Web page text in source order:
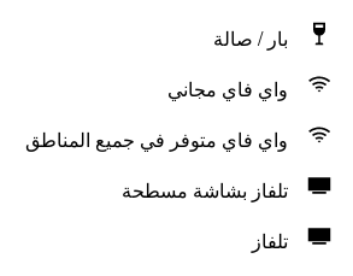
بار / صالة
واي فاي مجاني
واي فاي متوفر في جميع المناطق
تلفاز بشاشة مسطحة
تلفاز